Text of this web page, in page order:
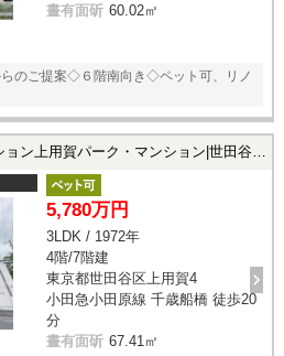
晝有面斫 60.02㎡
のご提案◇６階南向き◇ペット可、リノ
パーク・マンション|世田谷区上用賀4の中古マンション
5,780万円
3LDK / 1972年
4階/7階建
東京都世田谷区上用賀4
小田急小田原線 千歳船橋 徒歩20
分
晝有面斫 67.41㎡